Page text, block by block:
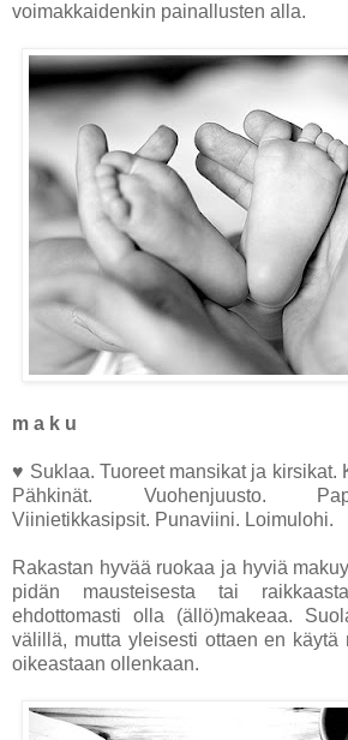
voimakkaidenkin painallusten alla.
m a k u
♥ Suklaa. Tuoreet mansikat ja kirsikat.
Pähkinät. Vuohenjuusto.
Viinietikkasipsit. Punaviini. Loimulohi.
Rakastan hyvää ruokaa ja hyviä
pidän mausteisesta tai
ehdottomasti olla (ällö)makeaa.
välillä, mutta yleisesti ottaen en käytä
oikeastaan ollenkaan.